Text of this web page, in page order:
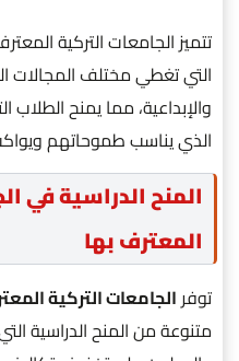
تتميز الجامعات التركية
التي تغطي مختلف المجالات
والإبداعية، مما يمنح
الذي يناسب طموحاتهم
المنح الدراسية في
المعترف بها
توفرالجامعات التركية
متنوعة من المنح الدراسية